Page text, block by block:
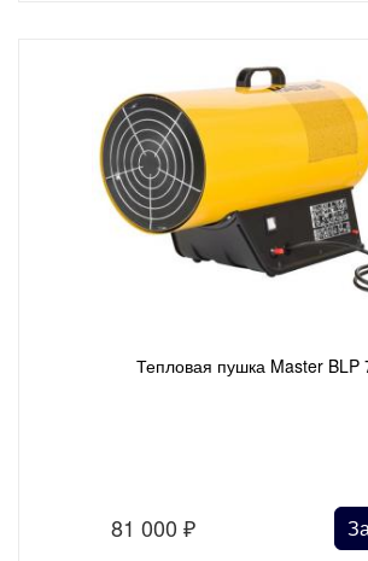
Тепловая пушка Master BLP
81 000₽